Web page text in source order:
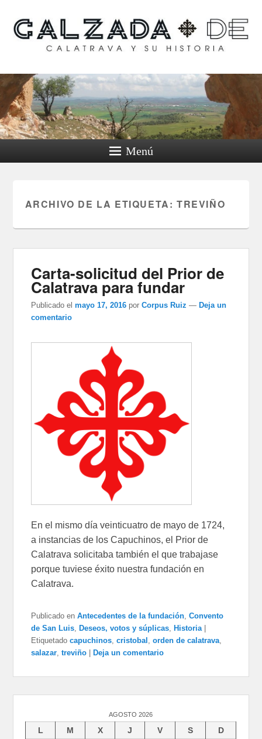
Calzada de Calatrava y
su historia
Menú
ARCHIVO DE LA ETIQUETA: TREVIÑO
Carta-solicitud del Prior de
Calatrava para fundar
Publicado el mayo 17, 2016 porCorpus Ruiz — Deja un
comentario
En el mismo día veinticuatro de mayo de 1724,
a instancias de los Capuchinos, el Prior de
Calatrava solicitaba también el que trabajase
porque tuviese éxito nuestra fundación en
Calatrava.
Publicado en Antecedentes de la fundación,Convento
de San Luis, Deseos, votos y súplicas, Historia
Etiquetado capuchinos,cristobal ,orden de calatrava,
salazar,treviño Deja un comentario
AGOSTO 2026
L M X J V S
D